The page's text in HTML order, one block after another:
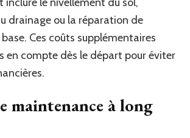
drainage ou la réparation de
Ces coûts supplémentaires
en compte dès le départ pour éviter
maintenance à long